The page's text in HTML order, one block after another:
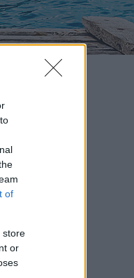
of
store
or